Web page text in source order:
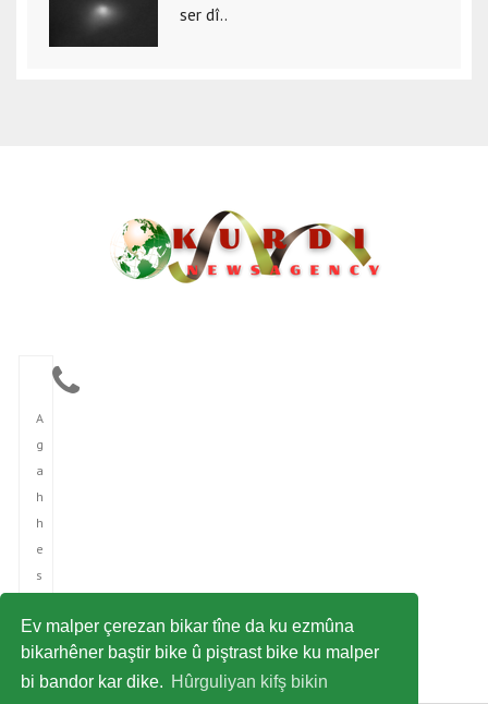
Ev malper çerezan bikar tîne da ku ezmûna
bikarhêner baştir bike û piştrast bike ku malper
bi bandor kar dike. Hûrguliyan kifş bikin
ser dî..
A
g
a
h
h
e
s
n
î